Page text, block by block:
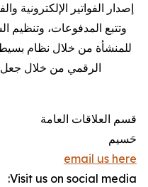
إصدار الفواتير الإلكترونية
وتتبع المدفوعات، وتنظيم
للمنشأة من خلال نظام
الرقمي من خلال جعل
قسم العلاقات العامة
حَسيم
email us here
Visit us on social media: